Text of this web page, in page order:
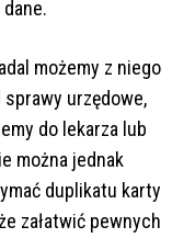
możemy z niego
sprawy urzędowe,
do lekarza lub
można jednak
duplikatu karty
załatwić pewnych